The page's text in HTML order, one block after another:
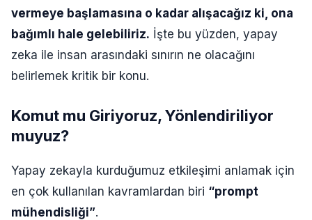
vermeye başlamasına o kadar alışacağız ki, ona
bağımlı hale gelebiliriz. İşte bu yüzden, yapay
zeka ile insan arasındaki sınırın ne olacağını
belirlemek kritik bir konu.
Komut mu Giriyoruz, Yönlendiriliyor
muyuz?
Yapay zekayla kurduğumuz etkileşimi anlamak için
en çok kullanılan kavramlardan biri “prompt
mühendisliği”.